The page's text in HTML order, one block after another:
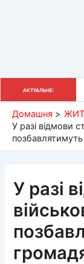
АКТУАЛЬНЕ:
Домашня
У разі відмови
У разі